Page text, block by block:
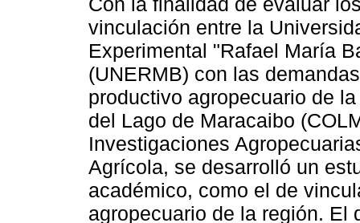
vinculación entre la
Experimental "Rafael María
(UNERMB) con las
productivo agropecuario de
del Lago de Maracaibo
Investigaciones
Agrícola, se desarrolló un
académico, como el de
agropecuario de la región. El